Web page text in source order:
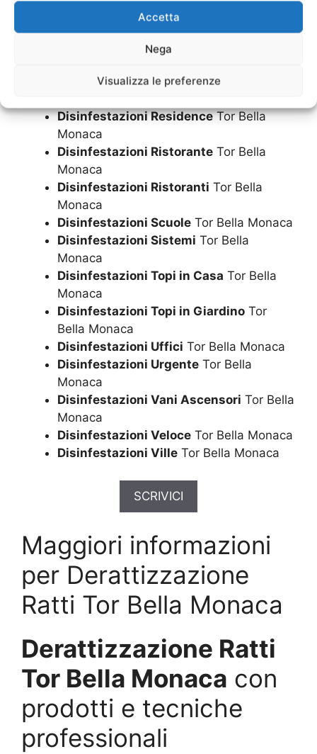
Accetta
Nega
Visualizza le preferenze
Disinfestazioni Metodi
Disinfestazioni Notte
Disinfestazioni ParcoTor Bella Monaca
Disinfestazioni ResidenceTor Bella
Monaca
Disinfestazioni Ristorante Tor Bella
Monaca
Disinfestazioni Ristoranti Tor Bella
Monaca
Disinfestazioni Scuole Tor Bella Monaca
Disinfestazioni Sistemi Tor Bella
Monaca
Disinfestazioni Topi in Casa Tor Bella
Monaca
Disinfestazioni Topi in Giardino Tor
Bella Monaca
Disinfestazioni Uffici Tor Bella Monaca
Disinfestazioni Urgente Tor Bella
Monaca
Disinfestazioni Vani Ascensori Tor Bella
Monaca
Disinfestazioni Veloce Tor Bella Monaca
Disinfestazioni Ville Tor Bella Monaca
SCRIVICI
Maggiori informazioni
per Derattizzazione
Ratti Tor Bella Monaca
Derattizzazione Ratti
Tor Bella Monaca con
prodotti e tecniche
professionali